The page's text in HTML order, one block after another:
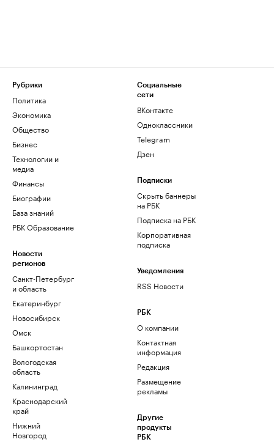
Рубрики
Политика
Экономика
Общество
Бизнес
Технологии и
медиа
Финансы
Биографии
База знаний
РБК Образование
Новости
регионов
Санкт-Петербург
и область
Екатеринбург
Новосибирск
Омск
Башкортостан
Вологодская
область
Калининград
Краснодарский
край
Нижний
Новгород
Социальные
сети
ВКонтакте
Одноклассники
Telegram
Дзен
Подписки
Скрыть баннеры
на РБК
Подписка на РБК
Корпоративная
подписка
Уведомления
RSS Новости
РБК
О компании
Контактная
информация
Редакция
Размещение
рекламы
Другие
продукты
РБК